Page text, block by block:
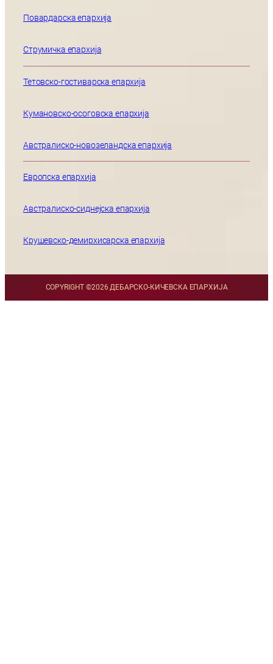
Повардарска епархија
Струмичка епархија
Тетовско-гостиварска епархија
Кумановско-осоговска епархија
Австралиско-новозеландска епархија
Европска епархија
Австралиско-сиднејска епархија
Крушевско-демирхисарска епархија
COPYRIGHT ©2026 ДЕБАРСКО-КИЧЕВСКА ЕПАРХИЈА